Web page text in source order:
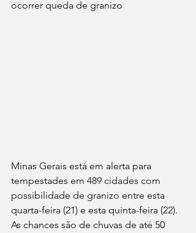
ocorrer queda de granizo
Minas Gerais está em alerta para
tempestades em 489 cidades com
possibilidade de granizo entre esta
quarta-feira (21) e esta quinta-feira (22).
As chances são de chuvas de até 50